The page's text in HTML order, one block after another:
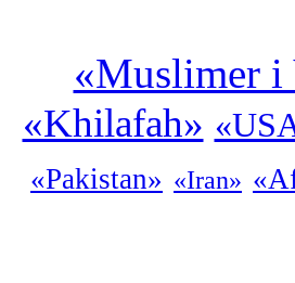
«Muslimer i
«Khilafah»
«Pakistan» «Iran»